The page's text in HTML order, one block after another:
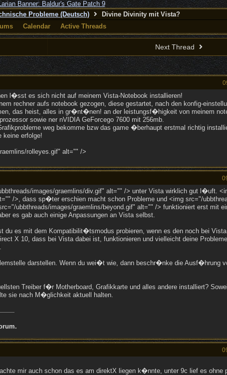
Probleme (Deutsch)
Divine Divinity mit Vista?
Calendar Active Threads
Next Thread
l�sst es sich nicht auf meinem Vista-Notebook installieren!
rechner aufs notebook gezogen, diese gestartet, nach den konfig-
das heist, alles in gr�nt�nen! an der leistungsf�higkeit von meinem
sowie ner nVIDIA GeForcego 7600 mit 256mb.
weg bekomme bzw das game �berhaupt erstmal richtig
keine erfolge!
rolleyes.gif" alt="" />
images/graemlins/div.gif" alt="" /> unter Vista wirklich gut l�uft.
/>, dass sp�ter erschien macht schon Probleme und <img src="/
ubbthreads/images/graemlins/beyond.gif" alt="" /> funktioniert erst mit
es gab auch einige Anpassungen an Vista selbst.
du es mit dem Kompatibilit�tsmodus probieren, wenn es den noch bei
X 10, dass bei Vista dabei ist, funktionieren und vielleicht deine
darstellen. Wenn du wei�t wie, dann beschr�nke die Ausf�hrung
Treiber f�r Motherboard, Grafikkarte und alles andere installiert?
sie nach M�glichkeit aktuell halten.
mir auch schon das es am direktX liegen k�nnte, unter 9c lief es ohne